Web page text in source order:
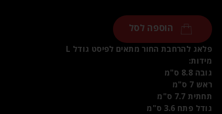
הוספה לסל
פלאג להרחבת החור מתאים לפיסט גודל L
מידות:
גובה 8.8 ס"מ
ראש 7 ס"מ
תחתית 7.7 ס"מ
גודל פתח 3.6 ס"מ